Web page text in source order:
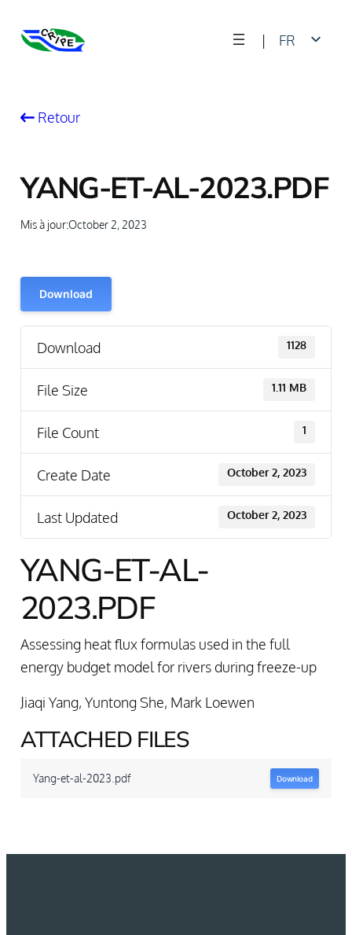
|
FR
Retour
YANG-ET-AL-2023.PDF
Mis à jour:October 2, 2023
Download
Download 1128
File Size 1.11 MB
File Count 1
Create Date October 2, 2023
Last Updated October 2, 2023
YANG-ET-AL-
2023.PDF
Assessing heat flux formulas used in the full
energy budget model for rivers during freeze-up
Jiaqi Yang, Yuntong She, Mark Loewen
ATTACHED FILES
Yang-et-al-2023.pdf Download